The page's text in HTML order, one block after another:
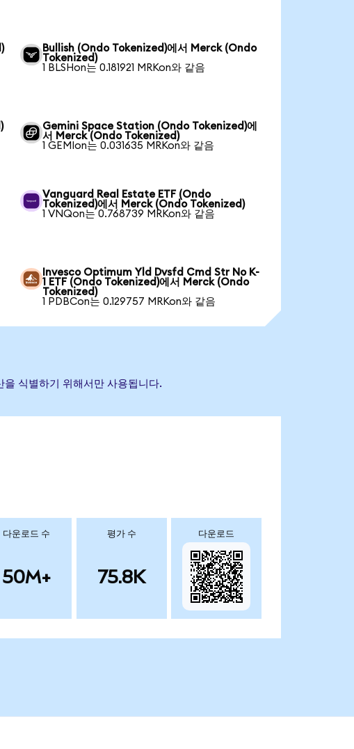
Bullish (Ondo Tokenized)에서 Merck (Ondo
Tokenized)
1 BLSHon는 0.181921 MRKon와 같음
Gemini Space Station (Ondo Tokenized)에
서 Merck (Ondo Tokenized)
1 GEMIon는 0.031635 MRKon와 같음
Vanguard Real Estate ETF (Ondo
Tokenized)에서 Merck (Ondo Tokenized)
1 VNQon는 0.768739 MRKon와 같음
Invesco Optimum Yld Dvsfd Cmd Str No K-
1 ETF (Ondo Tokenized)에서 Merck (Ondo
Tokenized)
1 PDBCon는 0.129757 MRKon와 같음
식별하기 위해서만 사용됩니다.
다운로드 수
50M+
평가 수
75.8K
다운로드